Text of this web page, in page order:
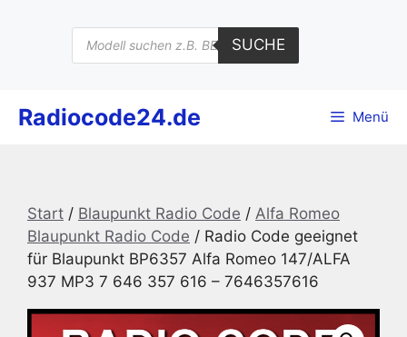
Products
search
SUCHE
Radiocode24.de Menü
Start / Blaupunkt Radio Code / Alfa Romeo
Blaupunkt Radio Code / Radio Code geeignet
für Blaupunkt BP6357 Alfa Romeo 147/ALFA
937 MP3 7 646 357 616 – 7646357616